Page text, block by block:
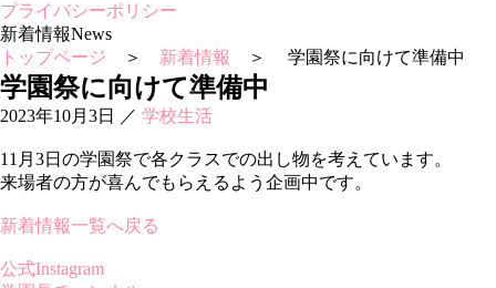
プライバシーポリシー
新着情報News
トップページ ＞ 新着情報 ＞ 学園祭に向けて準備中
学園祭に向けて準備中
2023年10月3日 ／ 学校生活
11月3日の学園祭で各クラスでの出し物を考えています。
来場者の方が喜んでもらえるよう企画中です。
新着情報一覧へ戻る
公式Instagram